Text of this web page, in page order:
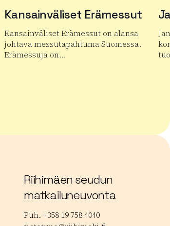
Kansainväliset Erämessut
Kansainväliset Erämessut on alansa
johtava messutapahtuma Suomessa.
Erämessuja on…
Riihimäen seudun
matkailuneuvonta
Puh. +358 19 758 4040